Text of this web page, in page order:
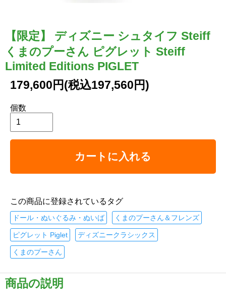
【限定】 ディズニー シュタイフ Steiff
くまのプーさん ピグレット Steiff
Limited Editions PIGLET
179,600円(税込197,560円)
個数
カートに入れる
この商品に登録されているタグ
ドール・ぬいぐるみ・ぬいば くまのプーさん＆フレンズ
ピグレット Piglet ディズニークラシックス
くまのプーさん
商品の説明